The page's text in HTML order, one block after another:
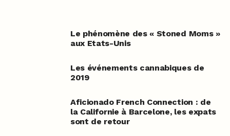
Le phénomène des « Stoned Moms »
aux Etats-Unis
Les événements cannabiques de
2019
Aficionado French Connection : de
la Californie à Barcelone, les expats
sont de retour